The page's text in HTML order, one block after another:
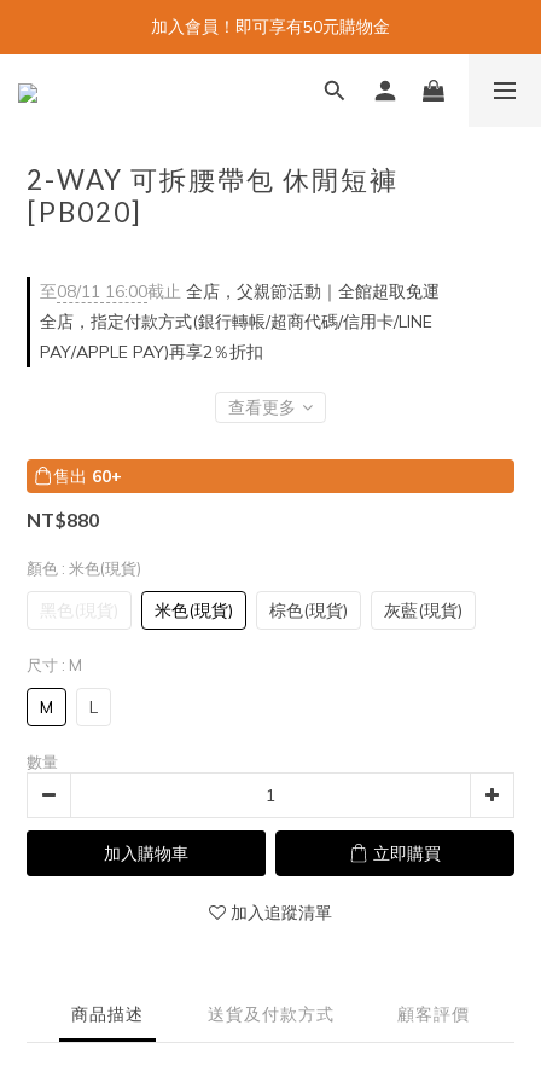
加入會員！即可享有50元購物金
2-WAY 可拆腰帶包 休閒短褲
[PB020]
至08/11 16:00截止 全店，父親節活動｜全館超取免運
全店，指定付款方式(銀行轉帳/超商代碼/信用卡/LINE
PAY/APPLE PAY)再享2％折扣
查看更多
售出 60+
NT$880
顏色 : 米色(現貨)
黑色(現貨) 米色(現貨) 棕色(現貨) 灰藍(現貨)
尺寸 : M
M L
數量
加入購物車 立即購買
加入追蹤清單
商品描述 送貨及付款方式 顧客評價